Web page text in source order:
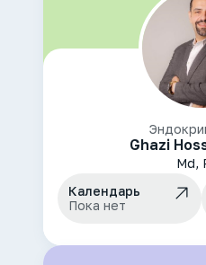
Ghazi
Md,
Календарь
Пока нет